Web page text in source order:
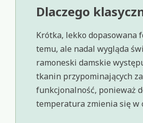
Dlaczego
Krótka, lekko dopasowana
temu, ale nadal wygląda
ramoneski damskie
tkanin przypominających
funkcjonalność, ponieważ
temperatura zmienia się w